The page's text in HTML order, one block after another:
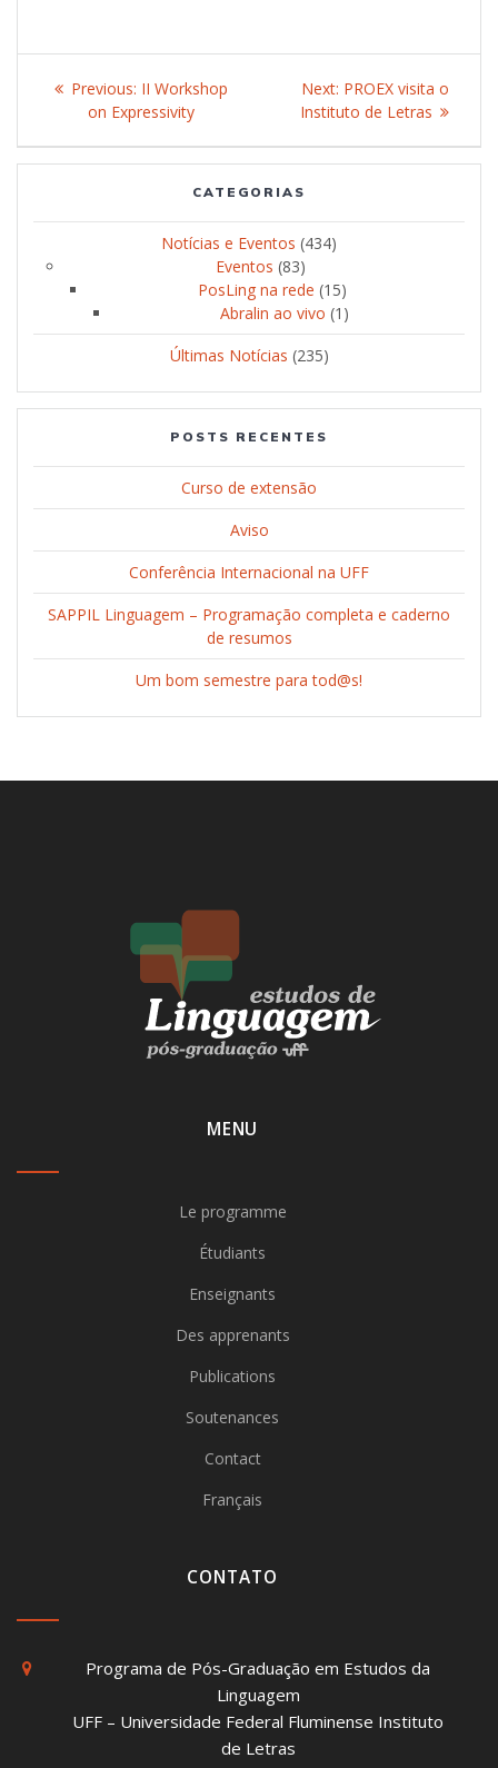
Post
navigation
Previous: Previous
post:
II Workshop
on Expressivity
Next: Next
post:
PROEX visita o
Instituto de Letras
CATEGORIAS
Notícias e Eventos (434)
Eventos (83)
PosLing na rede (15)
Abralin ao vivo (1)
Últimas Notícias (235)
POSTS RECENTES
Curso de extensão
Aviso
Conferência Internacional na UFF
SAPPIL Linguagem – Programação completa e caderno
de resumos
Um bom semestre para tod@s!
MENU
Le programme
Étudiants
Enseignants
Des apprenants
Publications
Soutenances
Contact
Français
CONTATO
Programa de Pós-Graduação em Estudos da
Linguagem
UFF – Universidade Federal Fluminense Instituto
de Letras